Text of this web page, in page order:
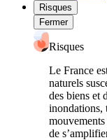
Risques
Fermer
Risques
Le France
naturels
des biens et
inondations,
de